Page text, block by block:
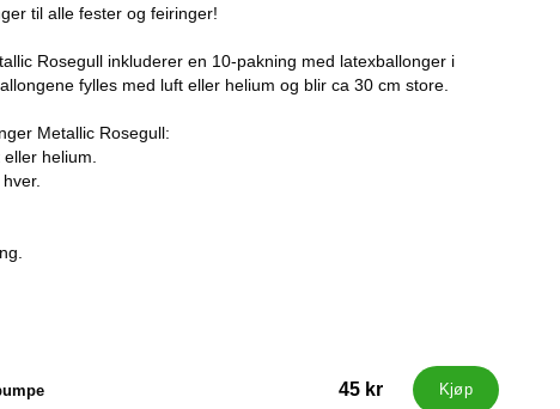
til alle fester og feiringer!
Rosegull inkluderer en 10-pakning med latexballonger i
fylles med luft eller helium og blir ca 30 cm store.
Metallic Rosegull:
helium.
45 kr Kjøp